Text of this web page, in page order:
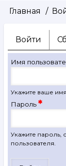
Строка
Главная
Главные
вкладки
Войти
Имя
Укажите ваше имя
Пароль
Укажите пароль,
пользователя.